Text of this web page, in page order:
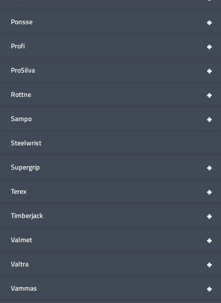
+
Ponsse
+
Profi
+
ProSilva
+
Rottne
+
Sampo
Steelwrist
+
Supergrip
+
Terex
+
Timberjack
+
Valmet
+
Valtra
+
Vammas